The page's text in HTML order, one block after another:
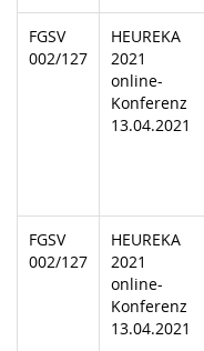
FGSV
002/127
HEUREKA
2021
online-
Konferenz
13.04.2021
FGSV
002/127
HEUREKA
2021
online-
Konferenz
13.04.2021